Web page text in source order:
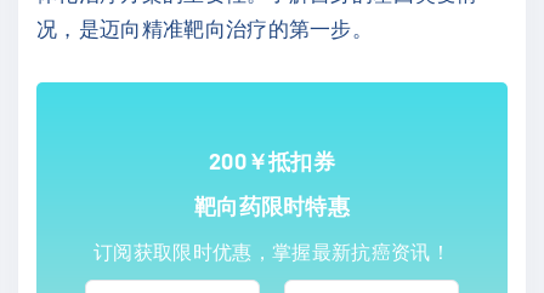
况，是迈向精准靶向治疗的第一步。
200￥抵扣券
靶向药限时特惠
订阅获取限时优惠，掌握最新抗癌资讯！